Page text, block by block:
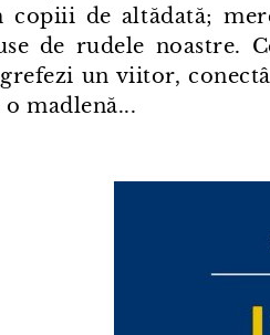
copiii de altădată;
de rudele noastre.
un viitor,
o madlenă...